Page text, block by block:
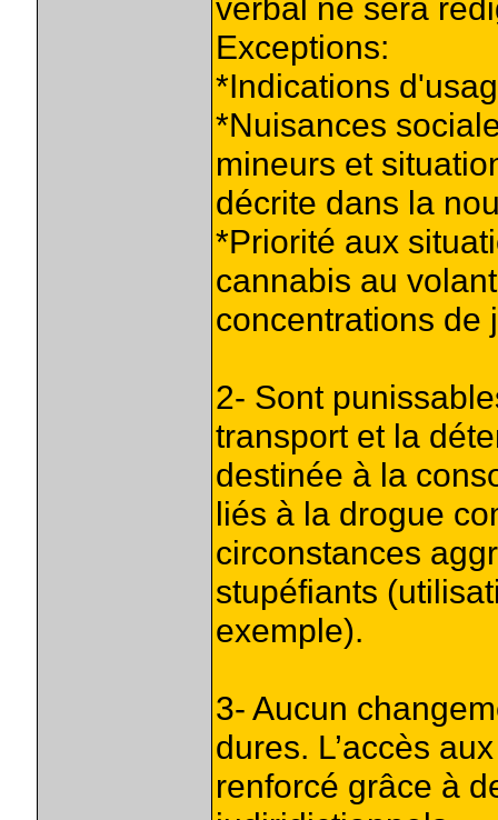
verbal ne sera
Exceptions:
*Indications
*Nuisances
mineurs et
décrite dans la
*Priorité aux
cannabis au
concentrations
2- Sont
transport et la
destinée à la
liés à la drogue
circonstances
stupéfiants
exemple).
3- Aucun
dures. L’accès
renforcé grâce à